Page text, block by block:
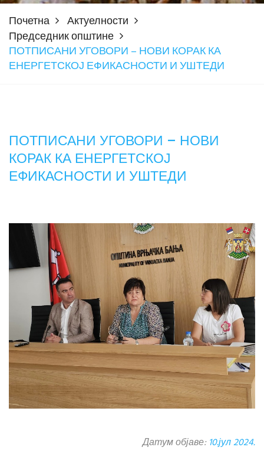
Почетна
Актуелности
Председник општине
ПОТПИСАНИ УГОВОРИ – НОВИ КОРАК КА
ЕНЕРГЕТСКОЈ ЕФИКАСНОСТИ И УШТЕДИ
ПОТПИСАНИ УГОВОРИ – НОВИ
КОРАК КА ЕНЕРГЕТСКОЈ
ЕФИКАСНОСТИ И УШТЕДИ
Датум објаве:10.јул 2024.